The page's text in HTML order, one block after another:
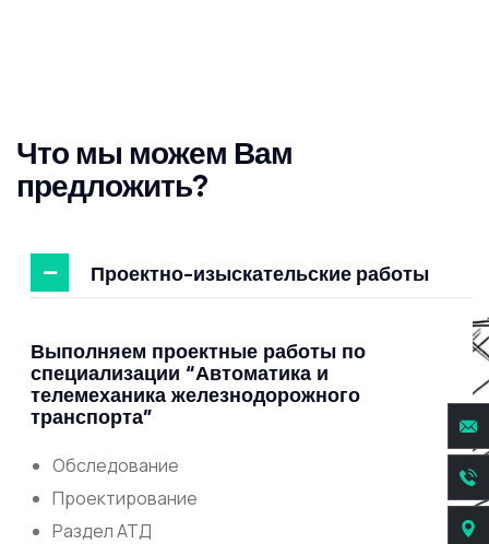
Что мы можем Вам
предложить?
Проектно-изыскательские работы
Выполняем проектные работы по
специализации “Автоматика и
телемеханика железнодорожного
транспорта”
Обследование
Проектирование
Раздел АТД